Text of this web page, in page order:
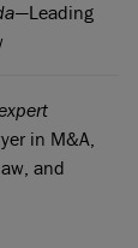
—Leading
in M&A,
and